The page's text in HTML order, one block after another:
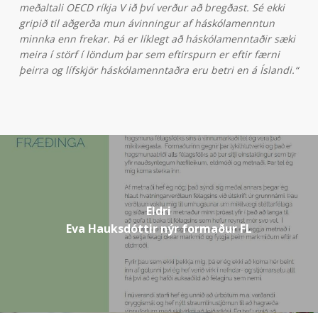
meðaltali OECD ríkja V ið því verður að bregðast. Sé ekki
gripið til aðgerða mun ávinningur af háskólamenntun
minnka enn frekar. Þá er líklegt að háskólamenntaðir sæki
meira í störf í löndum þar sem eftirspurn er eftir færni
þeirra og lífskjör háskólamenntaðra eru betri en á Íslandi.“
Eldri
Eva Hauksdóttir nýr formaður FL